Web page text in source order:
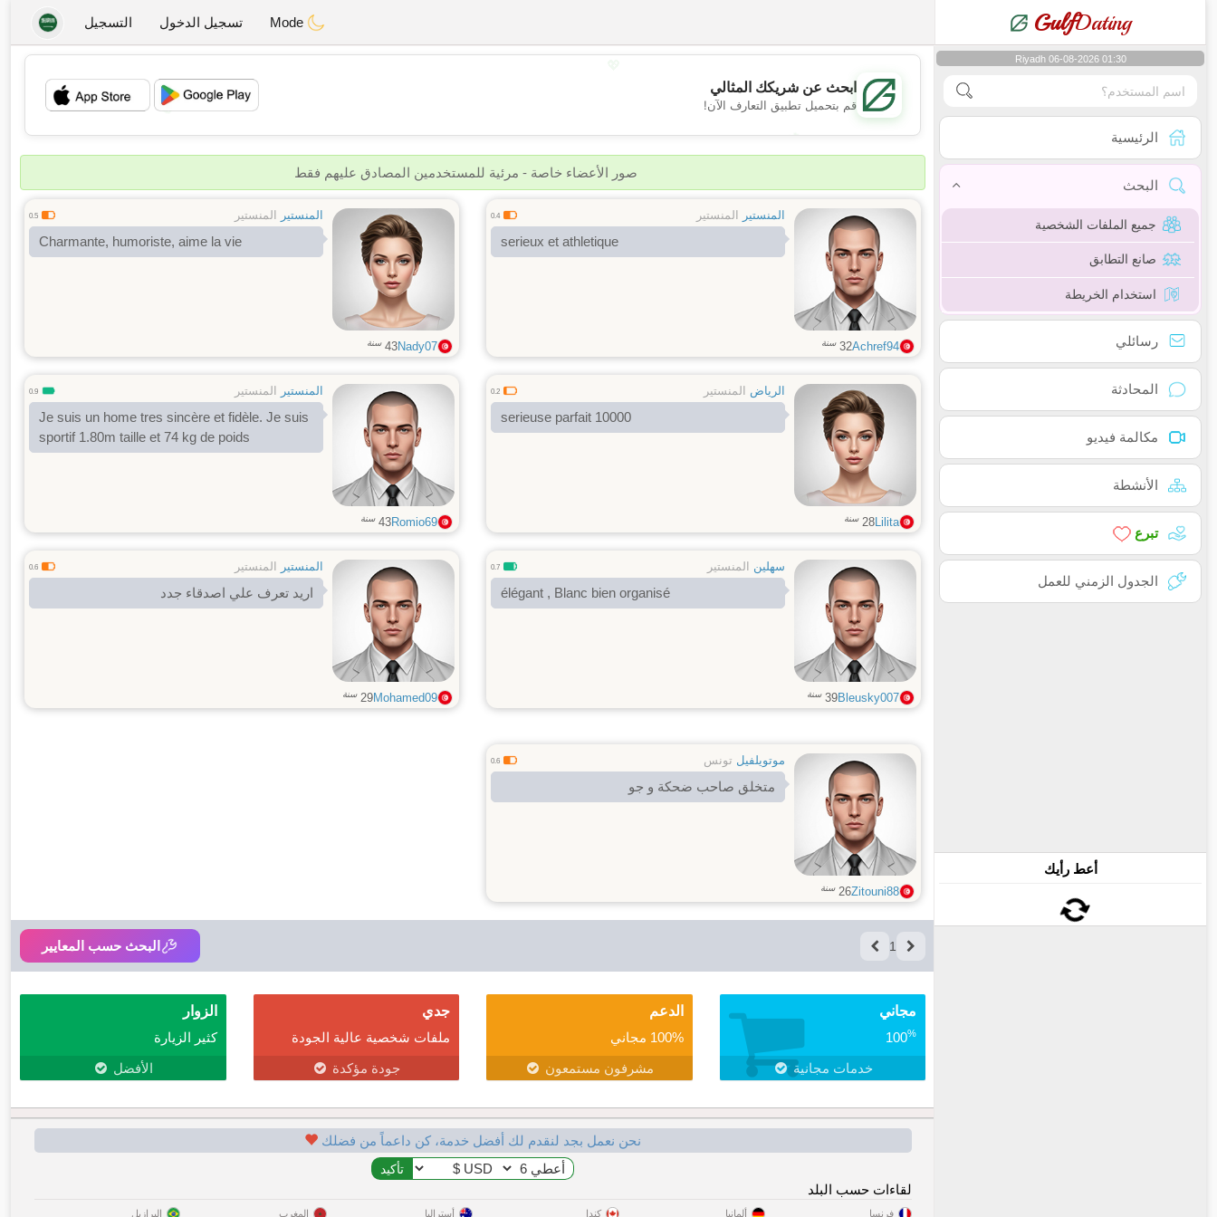
GulfDating تسجيل الدخول التسجيل
Riyadh 06-08-2026 01:30
الرئيسية
البحث
جميع الملفات الشخصية
صانع التطابق
استخدام الخريطة
رسائلي
المحادثة
مكالمة فيديو
الأنشطة
تبرع
الجدول الزمني للعمل
أعط رأيك
💖
💕
ابحث عن شريكك المثالي
قم بتحميل تطبيق التعارف الآن!
صور الأعضاء خاصة - مرئية للمستخدمين المصادق عليهم فقط
المنستير المنستير 0.4
serieux et athletique
Achref94
32 سنة
المنستير المنستير 0.5
Charmante, humoriste, aime la vie
Nady07
43 سنة
الرياض المنستير 0.2
serieuse parfait 10000
Lilita
28 سنة
المنستير المنستير 0.9
Je suis un home tres sincère et fidèle. Je suis
sportif 1.80m taille et 74 kg de poids
Romio69
43 سنة
سهلين المنستير 0.7
élégant , Blanc bien organisé
Bleusky007
39 سنة
المنستير المنستير 0.6
اريد تعرف علي اصدقاء جدد
Mohamed09
29 سنة
موتويلفيل تونس 0.6
متخلق صاحب ضحكة و جو
Zitouni88
26 سنة
1 البحث حسب المعايير
مجاني
100%
خدمات مجانية
الدعم
100% مجاني
مشرفون مستمعون
جدي
ملفات شخصية عالية الجودة
جودة مؤكدة
الزوار
كثير الزيارة
الأفضل
نحن نعمل بجد لنقدم لك أفضل خدمة، كن داعماً من فضلك
لقاءات حسب البلد
فرنسا ألمانيا كندا أستراليا المغرب البرازيل